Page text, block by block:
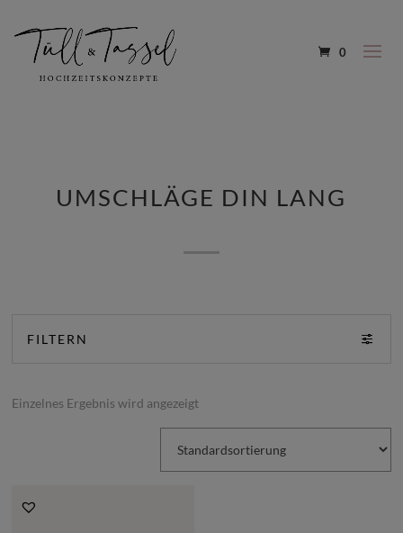
0
UMSCHLÄGE DIN LANG
FILTERN
Einzelnes Ergebnis wird angezeigt